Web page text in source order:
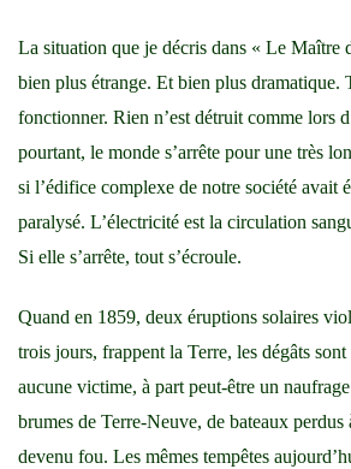
La situation que je décris dans « Le Maître
bien plus étrange. Et bien plus dramatique.
fonctionner. Rien n’est détruit comme lors
pourtant, le monde s’arrête pour une très
si l’édifice complexe de notre société avait
paralysé. L’électricité est la circulation
Si elle s’arrête, tout s’écroule.
Quand en 1859, deux éruptions solaires
trois jours, frappent la Terre, les dégâts
aucune victime, à part peut-être un
brumes de Terre-Neuve, de bateaux perdus
devenu fou. Les mêmes tempêtes